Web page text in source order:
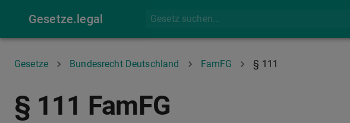
Gesetze.legal
Gesetze Bundesrecht Deutschland FamFG § 111
§ 111 FamFG